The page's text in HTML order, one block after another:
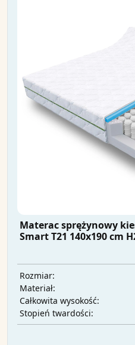
Materac sprężynowy
Smart T21 140x190 cm
Rozmiar:
Materiał:
Całkowita wysokość:
Stopień twardości: